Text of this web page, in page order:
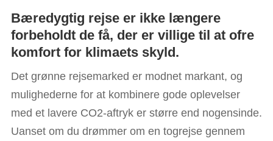
Bæredygtig rejse er ikke længere
forbeholdt de få, der er villige til at ofre
komfort for klimaets skyld.
Det grønne rejsemarked er modnet markant, og
mulighederne for at kombinere gode oplevelser
med et lavere CO2-aftryk er større end nogensinde.
Uanset om du drømmer om en togrejse gennem